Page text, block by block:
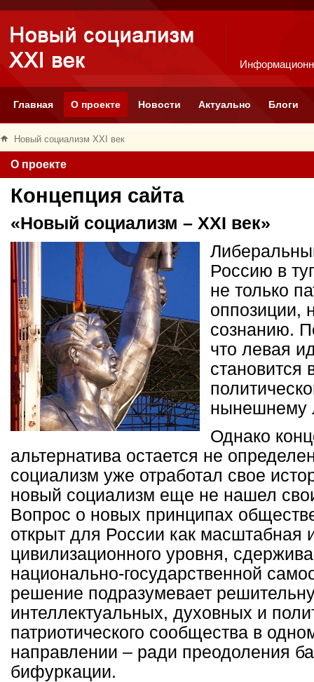
Главная О проекте Новости Актуально Блоги
Новый социализм XXI век
О проекте
Концепция сайта
«Новый социализм – XXI век»
Россию в
не только
оппозиции,
сознанию.
что левая
становится
нынешнему
Однако
альтернатива остается не
социализм уже отработал свое
новый социализм еще не нашел
Вопрос о новых принципах
открыт для России как масштабная
цивилизационного уровня,
национально-государственной
решение подразумевает
интеллектуальных, духовных и
патриотического сообщества в
направлении – ради преодоления
бифуркации.